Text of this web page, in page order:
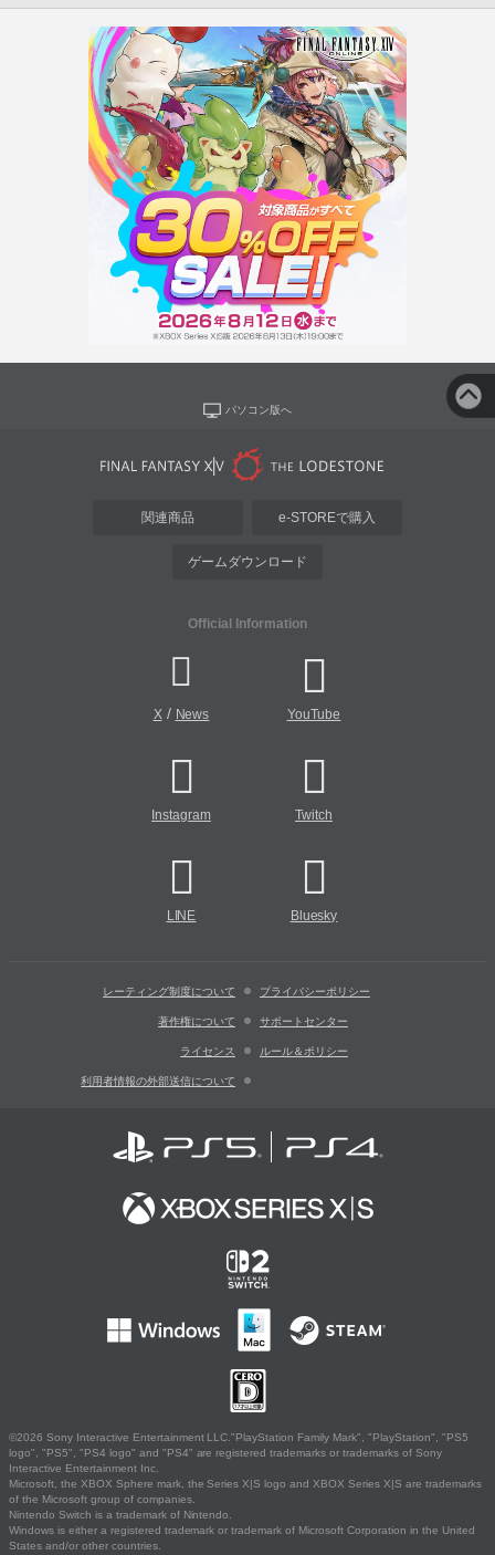
パソコン版へ
関連商品 e-STOREで購入
ゲームダウンロード
Official Information
X/ News YouTube
Instagram Twitch
LINE Bluesky
レーティング制度について プライバシーポリシー
著作権について サポートセンター
ライセンス ルール＆ポリシー
利用者情報の外部送信について
©2026 Sony Interactive Entertainment LLC."PlayStation Family Mark", "PlayStation", "PS5
logo", "PS5", "PS4 logo" and "PS4" are registered trademarks or trademarks of Sony
Interactive Entertainment Inc.
Microsoft, the XBOX Sphere mark, the Series X|S logo and XBOX Series X|S are trademarks
of the Microsoft group of companies.
Nintendo Switch is a trademark of Nintendo.
Windows is either a registered trademark or trademark of Microsoft Corporation in the United
States and/or other countries.